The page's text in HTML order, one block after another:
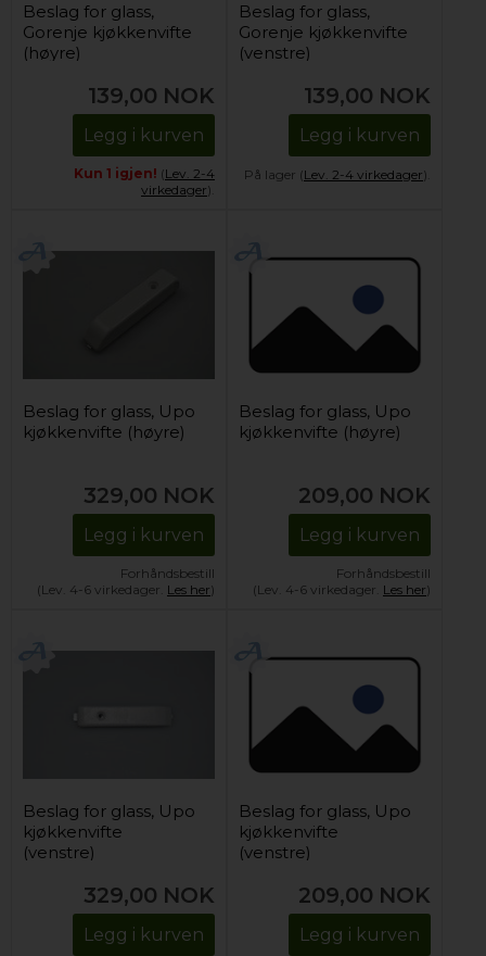
Beslag for glass,
Gorenje kjøkkenvifte
(høyre)
139,00 NOK
Legg i kurven
Kun 1 igjen! (Lev. 2-4
virkedager).
Beslag for glass,
Gorenje kjøkkenvifte
(venstre)
139,00 NOK
Legg i kurven
På lager (Lev. 2-4 virkedager).
Beslag for glass, Upo
kjøkkenvifte (høyre)
329,00 NOK
Legg i kurven
Forhåndsbestill
(Lev. 4-6 virkedager. Les her)
Beslag for glass, Upo
kjøkkenvifte (høyre)
209,00 NOK
Legg i kurven
Forhåndsbestill
(Lev. 4-6 virkedager. Les her)
Beslag for glass, Upo
kjøkkenvifte
(venstre)
329,00 NOK
Legg i kurven
Beslag for glass, Upo
kjøkkenvifte
(venstre)
209,00 NOK
Legg i kurven